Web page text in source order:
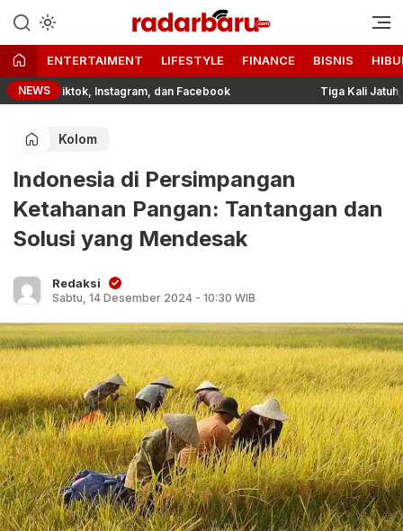
radarbaru.com
Informasi Berita Terbaru dan
Terkini Hari Ini
ENTERTAIMENT LIFESTYLE FINANCE BISNIS
NEWSInstagram, dan Facebook Tiga Kali Jatuh, Bangkit
Kolom
Indonesia di Persimpangan
Ketahanan Pangan: Tantangan dan
Solusi yang Mendesak
Redaksi
Sabtu, 14 Desember 2024 - 10:30 WIB